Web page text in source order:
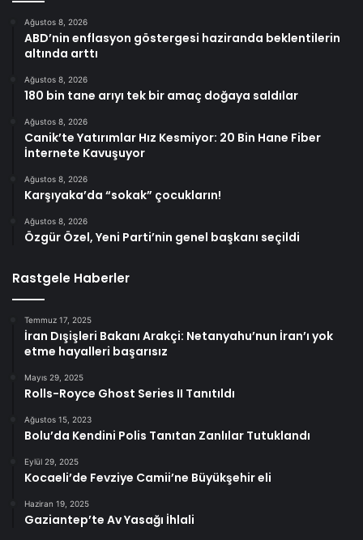
Ağustos 8, 2026
ABD’nin enflasyon göstergesi haziranda beklentilerin
altında arttı
Ağustos 8, 2026
180 bin tane arıyı tek bir amaç doğaya saldılar
Ağustos 8, 2026
Canik’te Yatırımlar Hız Kesmiyor: 20 Bin Hane Fiber
İnternete Kavuşuyor
Ağustos 8, 2026
Karşıyaka’da “sokak” çocukların!
Ağustos 8, 2026
Özgür Özel, Yeni Parti’nin genel başkanı seçildi
Rastgele Haberler
Temmuz 17, 2025
İran Dışişleri Bakanı Arakçi: Netanyahu’nun İran’ı yok
etme hayalleri başarısız
Mayıs 29, 2025
Rolls-Royce Ghost Series II Tanıtıldı
Ağustos 15, 2023
Bolu’da Kendini Polis Tanıtan Zanlılar Tutuklandı
Eylül 29, 2025
Kocaeli’de Fevziye Camii’ne Büyükşehir eli
Haziran 19, 2025
Gaziantep’te Av Yasağı İhlali